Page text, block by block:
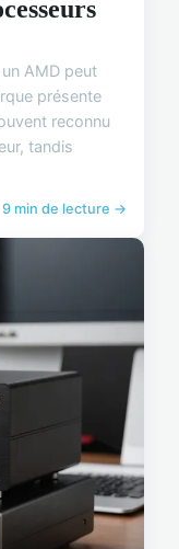
AMD peut
présente
reconnu
tandis
9 min de lecture →